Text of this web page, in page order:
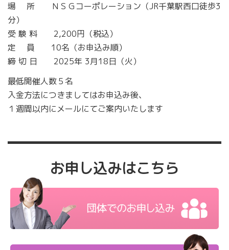
場 所 ＮＳＧコーポレーション（JR千葉駅西口徒歩3
分）
受 験 料 2,200円（税込）
定 員 10名（お申込み順）
締 切 日 2025年 3月18日（火）
最低開催人数５名
入金方法につきましてはお申込み後、
１週間以内にメールにてご案内いたします
お申し込みはこちら